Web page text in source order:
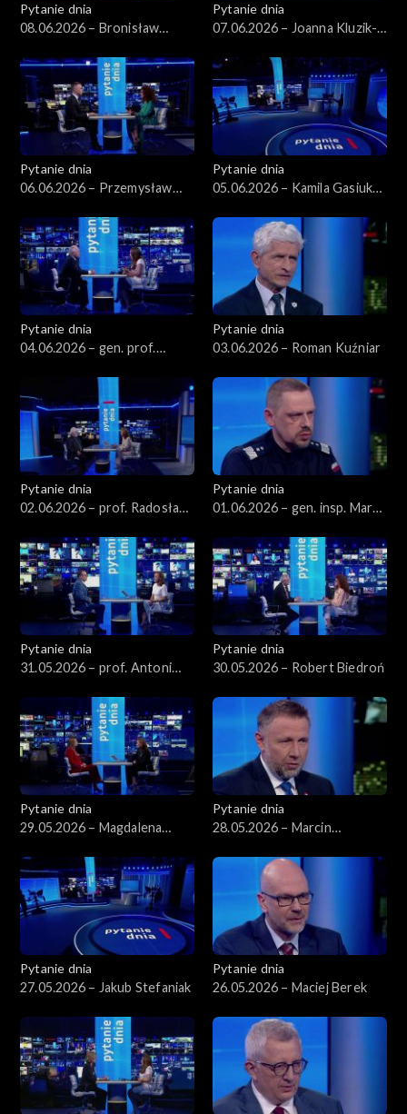
Pytanie dnia
08.06.2026 – Bronisław
Pytanie dnia
07.06.2026 – Joanna Kluzik-
Pytanie dnia
06.06.2026 – Przemysław
Pytanie dnia
05.06.2026 – Kamila Gasiuk-
Pytanie dnia
04.06.2026 – gen. prof.
Pytanie dnia
03.06.2026 – Roman Kuźniar
Pytanie dnia
02.06.2026 – prof. Radosław
Pytanie dnia
01.06.2026 – gen. insp. Marek
Pytanie dnia
31.05.2026 – prof. Antoni
Pytanie dnia
30.05.2026 – Robert Biedroń
Pytanie dnia
29.05.2026 – Magdalena
Pytanie dnia
28.05.2026 – Marcin
Pytanie dnia
27.05.2026 – Jakub Stefaniak
Pytanie dnia
26.05.2026 – Maciej Berek